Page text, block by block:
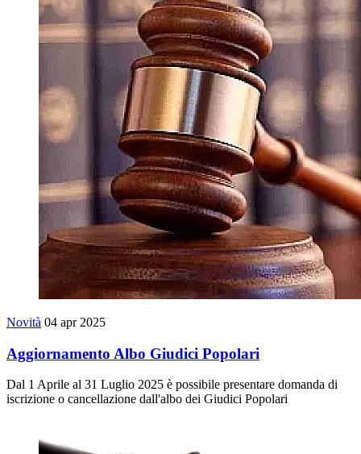
Novità 04 apr 2025
Aggiornamento Albo Giudici Popolari
Dal 1 Aprile al 31 Luglio 2025 è possibile presentare domanda di
iscrizione o cancellazione dall'albo dei Giudici Popolari